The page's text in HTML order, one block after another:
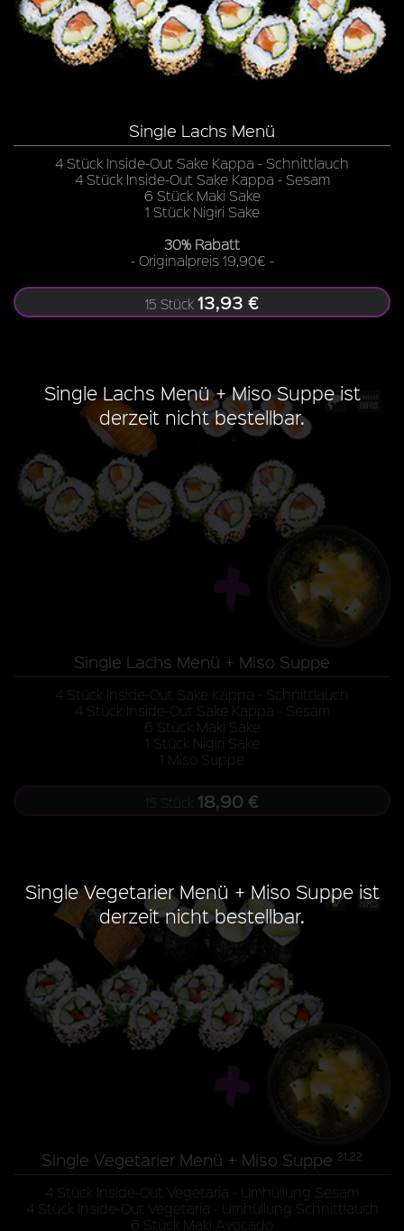
Single Lachs Menü
4 Stück Inside-Out Sake Kappa - Schnittlauch
4 Stück Inside-Out Sake Kappa - Sesam
6 Stück Maki Sake
1 Stück Nigiri Sake
30% Rabatt
- Originalpreis 19,90€ -
15 Stück 13,93 €
Single Lachs Menü + Miso Suppe ist
derzeit nicht bestellbar.
Single Lachs Menü + Miso Suppe
4 Stück Inside-Out Sake Kappa - Schnittlauch
4 Stück Inside-Out Sake Kappa - Sesam
6 Stück Maki Sake
1 Stück Nigiri Sake
1 Miso Suppe
15 Stück 18,90 €
Single Vegetarier Menü + Miso Suppe ist
derzeit nicht bestellbar.
Single Vegetarier Menü + Miso Suppe 21,22
4 Stück Inside-Out Vegetaria - Umhüllung Sesam
4 Stück Inside-Out Vegetaria - Umhüllung Schnittlauch
6 Stück Maki Avocado